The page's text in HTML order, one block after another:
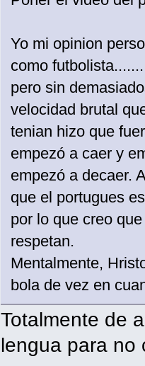
Yo mi opinion
como
pero sin
velocidad brutal
tenian hizo que
empezó a caer y
empezó a decaer.
que el portugues
por lo que creo
respetan.
Mentalmente,
bola de vez en
Totalmente de
lengua para no